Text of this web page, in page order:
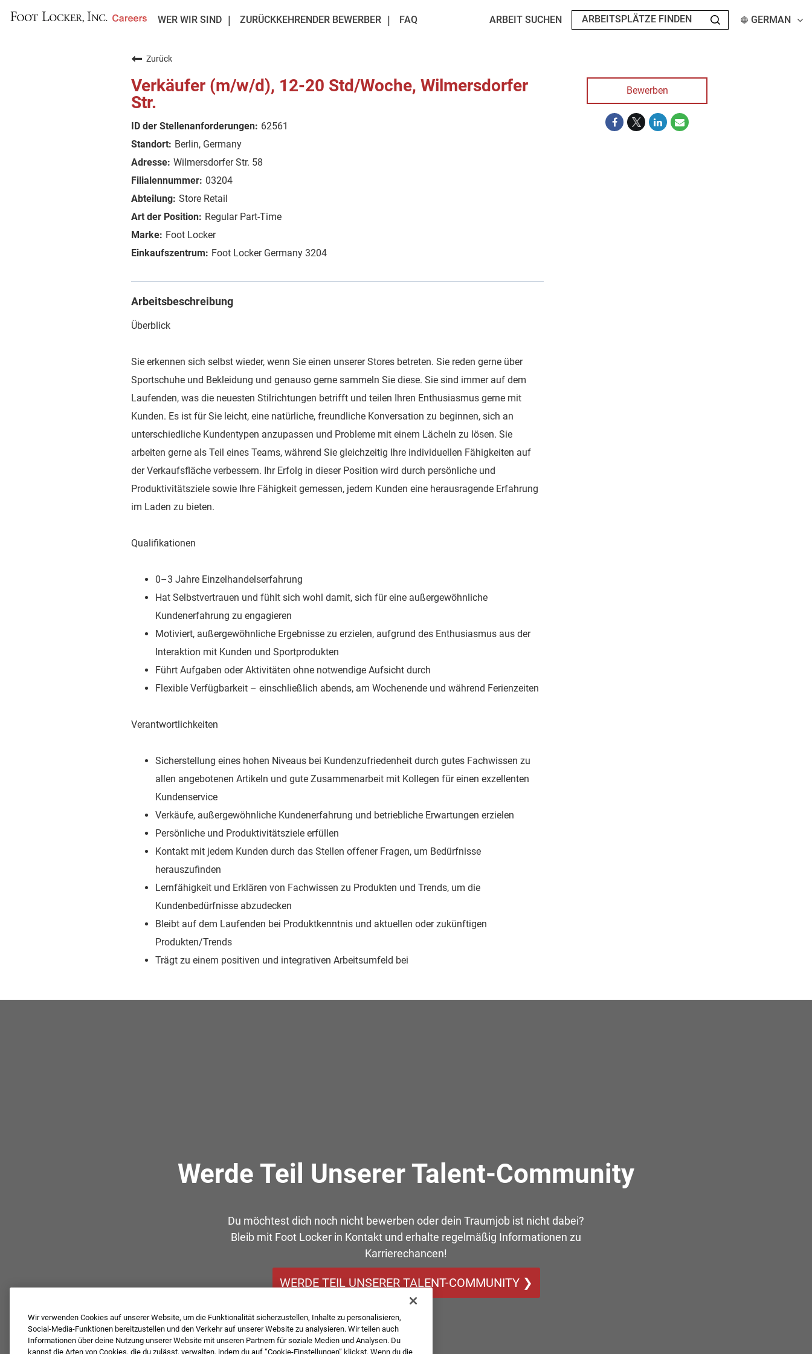
WER WIR SIND ZURÜCKKEHRENDER BEWERBER FAQ ARBEIT SUCHEN GERMAN
Zurück
Verkäufer (m/w/d), 12-20 Std/Woche, Wilmersdorfer
Str.
62561
Berlin, Germany
Wilmersdorfer Str. 58
03204
Store Retail
Regular Part-Time
Foot Locker
Foot Locker Germany 3204
Arbeitsbeschreibung
Überblick
Sie erkennen sich selbst wieder, wenn Sie einen unserer Stores betreten. Sie reden gerne über
Sportschuhe und Bekleidung und genauso gerne sammeln Sie diese. Sie sind immer auf dem
Laufenden, was die neuesten Stilrichtungen betrifft und teilen Ihren Enthusiasmus gerne mit
Kunden. Es ist für Sie leicht, eine natürliche, freundliche Konversation zu beginnen, sich an
unterschiedliche Kundentypen anzupassen und Probleme mit einem Lächeln zu lösen. Sie
arbeiten gerne als Teil eines Teams, während Sie gleichzeitig Ihre individuellen Fähigkeiten auf
der Verkaufsfläche verbessern. Ihr Erfolg in dieser Position wird durch persönliche und
Produktivitätsziele sowie Ihre Fähigkeit gemessen, jedem Kunden eine herausragende Erfahrung
im Laden zu bieten.
Qualifikationen
0–3 Jahre Einzelhandelserfahrung
Hat Selbstvertrauen und fühlt sich wohl damit, sich für eine außergewöhnliche
Kundenerfahrung zu engagieren
Motiviert, außergewöhnliche Ergebnisse zu erzielen, aufgrund des Enthusiasmus aus der
Interaktion mit Kunden und Sportprodukten
Führt Aufgaben oder Aktivitäten ohne notwendige Aufsicht durch
Flexible Verfügbarkeit – einschließlich abends, am Wochenende und während Ferienzeiten
Verantwortlichkeiten
Sicherstellung eines hohen Niveaus bei Kundenzufriedenheit durch gutes Fachwissen zu
allen angebotenen Artikeln und gute Zusammenarbeit mit Kollegen für einen exzellenten
Kundenservice
Verkäufe, außergewöhnliche Kundenerfahrung und betriebliche Erwartungen erzielen
Persönliche und Produktivitätsziele erfüllen
Kontakt mit jedem Kunden durch das Stellen offener Fragen, um Bedürfnisse
herauszufinden
Lernfähigkeit und Erklären von Fachwissen zu Produkten und Trends, um die
Kundenbedürfnisse abzudecken
Bleibt auf dem Laufenden bei Produktkenntnis und aktuellen oder zukünftigen
Produkten/Trends
Trägt zu einem positiven und integrativen Arbeitsumfeld bei
Bewerben
Werde Teil Unserer Talent-Community
Du möchtest dich noch nicht bewerben oder dein Traumjob ist nicht dabei?
Bleib mit Foot Locker in Kontakt und erhalte regelmäßig Informationen zu
Karrierechancen!
WERDE TEIL UNSERER TALENT-COMMUNITY ❯
Wir verwenden Cookies auf unserer Website, um die Funktionalität sicherzustellen, Inhalte zu personalisieren,
Social-Media-Funktionen bereitzustellen und den Verkehr auf unserer Website zu analysieren. Wir teilen auch
Informationen über deine Nutzung unserer Website mit unseren Partnern für soziale Medien und Analysen. Du
kannst die Arten von Cookies, die du zulässt, verwalten, indem du auf “Cookie-Einstellungen” klickst. Wenn du die